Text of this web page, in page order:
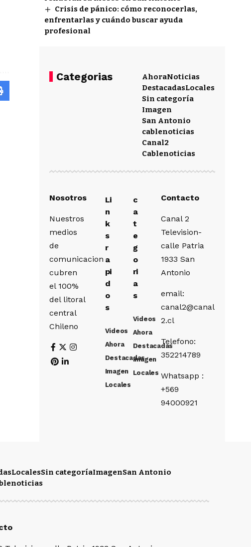
Crisis de pánico: cómo reconocerlas,
enfrentarlas y cuándo buscar ayuda
profesional
Categorias AhoraNoticias
DestacadasLocales
Sin categoría
Imagen
San Antonio
cablenoticias
Canal2
Cablenoticias
Nosotros
Nuestros
medios
de
comunicacion
cubren
el 100%
del litoral
central
Chileno
Li
n
k
s
r
a
pi
d
o
s
Videos
Ahora
Destacadas
Imagen
Locales
c
a
t
e
g
o
ri
a
s
Videos
Ahora
Destacadas
Imagen
Locales
Contacto
Canal 2
Television-
calle Patria
1933 San
Antonio
email:
canal2@canal
2.cl
Telefono:
352214789
Whatsapp :
+569
94000921
LocalesSin categoríaImagenSan Antonio